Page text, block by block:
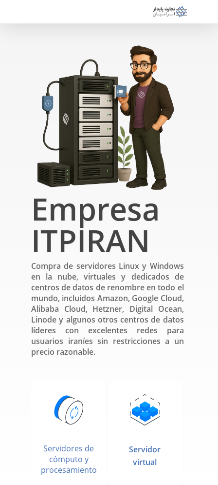
Empresa
ITPIRAN
Compra de servidores Linux y Windows
en la nube, virtuales y dedicados de
centros de datos de renombre en todo el
mundo, incluidos Amazon, Google Cloud,
Alibaba Cloud, Hetzner, Digital Ocean,
Linode y algunos otros centros de datos
líderes con excelentes redes para
usuarios iraníes sin restricciones a un
precio razonable.
Servidores de
cómputo y
procesamiento
Servidor
virtual